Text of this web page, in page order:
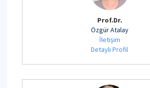
Prof.Dr.
Özgür Atalay
İletişim
Detaylı Profil